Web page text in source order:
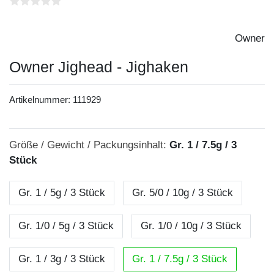
Owner
Owner Jighead - Jighaken
Artikelnummer: 111929
Größe / Gewicht / Packungsinhalt: Gr. 1 / 7.5g / 3
Stück
Gr. 1 / 5g / 3 Stück Gr. 5/0 / 10g / 3 Stück
Gr. 1/0 / 5g / 3 Stück Gr. 1/0 / 10g / 3 Stück
Gr. 1 / 3g / 3 Stück Gr. 1 / 7.5g / 3 Stück